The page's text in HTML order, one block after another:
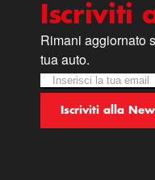
Iscriviti
Rimani aggiornato
tua auto.
Newsletter
Iscriviti alla nostra
Iscriviti alla